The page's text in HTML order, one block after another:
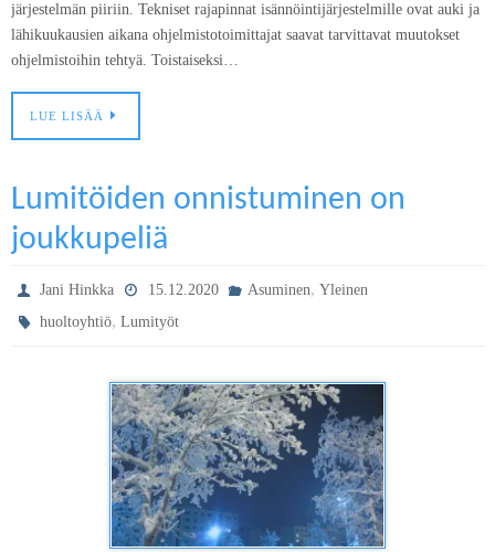
järjestelmän piiriin. Tekniset rajapinnat isännöintijärjestelmille ovat auki ja
lähikuukausien aikana ohjelmistotoimittajat saavat tarvittavat muutokset
ohjelmistoihin tehtyä. Toistaiseksi…
LUE LISÄÄ
Lumitöiden onnistuminen on
joukkupeliä
Jani Hinkka 15.12.2020 Asuminen, Yleinen
huoltoyhtiö,Lumityöt